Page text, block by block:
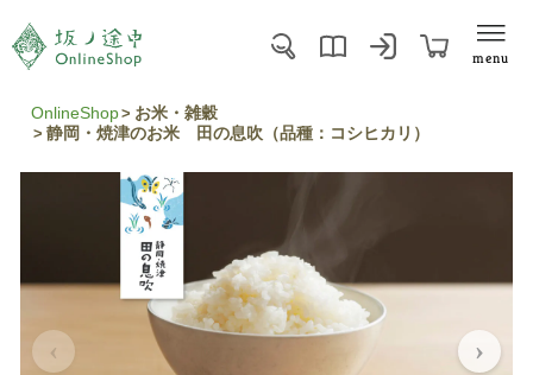
menu
OnlineShop
お米・雑穀
静岡・焼津のお米 田の息吹（品種：コシヒカリ）